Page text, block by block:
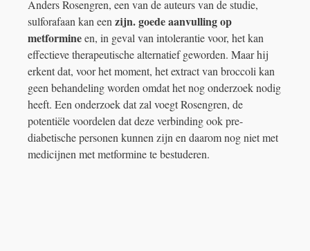
Anders Rosengren, een van de auteurs van de studie,
sulforafaan kan eenzijn. goede aanvulling op
metformineen, in geval van intolerantie voor, het kan
effectieve therapeutische alternatief geworden. Maar hij
erkent dat, voor het moment, het extract van broccoli kan
geen behandeling worden omdat het nog onderzoek nodig
heeft. Een onderzoek dat zal voegt Rosengren, de
potentiële voordelen dat deze verbinding ook pre-
diabetische personen kunnen zijn en daarom nog niet met
medicijnen met metformine te bestuderen.